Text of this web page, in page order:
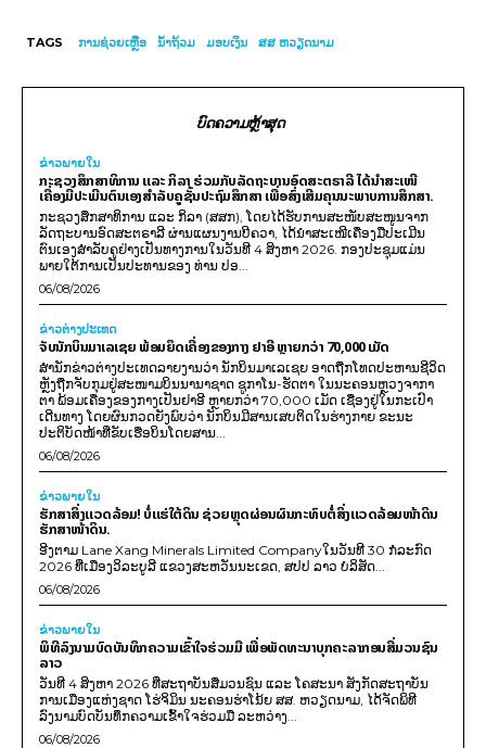
TAGS ການຊ່ວຍເຫຼືອ ນໍ້າຖ້ວມ ມອບເງິນ ສສ ຫວຽດນາມ
ບົດຄວາມຫຼ້າສຸດ
ຂ່າວພາຍ​ໃນ
ກະຊວງສຶກສາທິການ ແລະ ກິລາ ຮ່ວມກັບລັດຖະບານອົດສະຕຣາລີ ໄດ້ນຳສະເໜີ
ເຄື່ອງມືປະເມີນຕົນເອງສຳລັບຄູຊັ້ນປະຖົມສຶກສາ ເພື່ອສົ່ງເສີມຄຸນນະພາບການສຶກສາ.
ກະຊວງສຶກສາທິການ ແລະ ກິລາ (ສສກ), ໂດຍໄດ້ຮັບການສະໜັບສະໜູນຈາກ
ລັດຖະບານອົດສະຕຣາລີ ຜ່ານແຜນງານບີຄວາ, ໄດ້ນຳສະເໜີເຄື່ອງມືປະເມີນ
ຕົນເອງສຳລັບຄູຢ່າງເປັນທາງການໃນວັນທີ 4 ສິງຫາ 2026. ກອງປະຊຸມແມ່ນ
ພາຍໃຕ້ການເປັນປະທານຂອງ ທ່ານ ປອ...
06/08/2026
ຂ່າວຕ່າງປະເທດ
ຈັບນັກບິນມາເລເຊຍ ພ້ອມຍຶດເຄື່ອງຂອງກາງ ຢາອີ ຫຼາຍກວ່າ 70,000 ເມັດ
ສຳນັກຂ່າວຕ່າງປະເທດລາຍງານວ່າ ນັກບິນມາເລເຊຍ ອາດຖືກໂທດປະຫານຊີວິດ
ຫຼັງຖືກຈັບກຸມຢູ່ສະໜາມບິນນານາຊາດ ຊູກາໂນ-ຮັດຕາ ໃນນະຄອນຫຼວງຈາກາ
ຕາ ພ້ອມເຄື່ອງຂອງກາງເປັນຢາອີ ຫຼາຍກວ່າ 70,000 ເມັດ ເຊື່ອງຢູ່ໃນກະເປົາ
ເດີນທາງ ໂດຍຜົນກວດຍັງພົບວ່າ ນັກບິນມີສານເສບຕິດໃນຮ່າງກາຍ ຂະນະ
ປະຕິບັດໜ້າທີ່ຂັບເຮືອບິນໂດຍສານ...
06/08/2026
ຂ່າວພາຍ​ໃນ
ຮັກສາສິ່ງແວດລ້ອມ! ບໍ່ແຮ່ໃຕ້ດິນ ຊ່ວຍຫຼຸດຜ່ອນຜົນກະທົບຕໍ່ສິ່ງແວດລ້ອມໜ້າດິນ
ຮັກສາໜ້າດິນ.
ອີງຕາມ Lane Xang Minerals Limited Companyໃນວັນທີ 30 ກໍລະກົດ
2026 ທີ່ເມືອງວິລະບູລີ ແຂວງສະຫວັນນະເຂດ, ສປປ ລາວ ບໍລິສັດ...
06/08/2026
ຂ່າວພາຍ​ໃນ
ພິທີລົງນາມບົດບັນທຶກຄວາມເຂົ້າໃຈຮ່ວມມື ເພື່ອພັດທະນາບຸກຄະລາກອນສື່ມວນຊົນ
ລາວ
ວັນທີ 4 ສິງຫາ 2026 ທີ່ສະຖາບັນສື່ມວນຊົນ ແລະ ໂຄສະນາ ສັງກັດສະຖາບັນ
ການເມືອງແຫ່ງຊາດ ໂຮ່ຈິມິນ ນະຄອນຮ່າໂນ້ຍ ສສ. ຫວຽດນາມ, ໄດ້ຈັດພິທີ
ລົງນາມບົດບັນທຶກຄວາມເຂົ້າໃຈຮ່ວມມື ລະຫວ່າງ...
06/08/2026